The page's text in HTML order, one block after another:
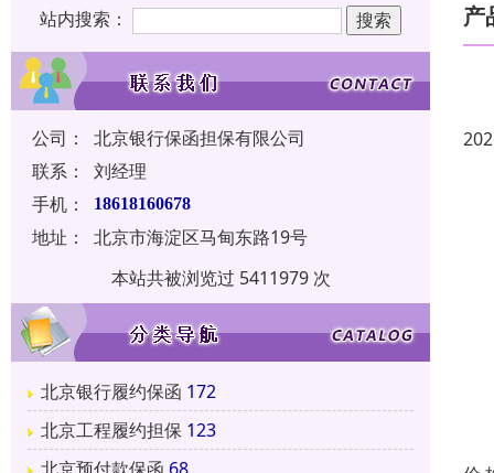
站内搜索：
公司：
北京银行保函担保有限公司
联系：
刘经理
手机：
18618160678
地址：
北京市海淀区马甸东路19号
本站共被浏览过 5411979 次
北京银行履约保函 172
北京工程履约担保 123
产